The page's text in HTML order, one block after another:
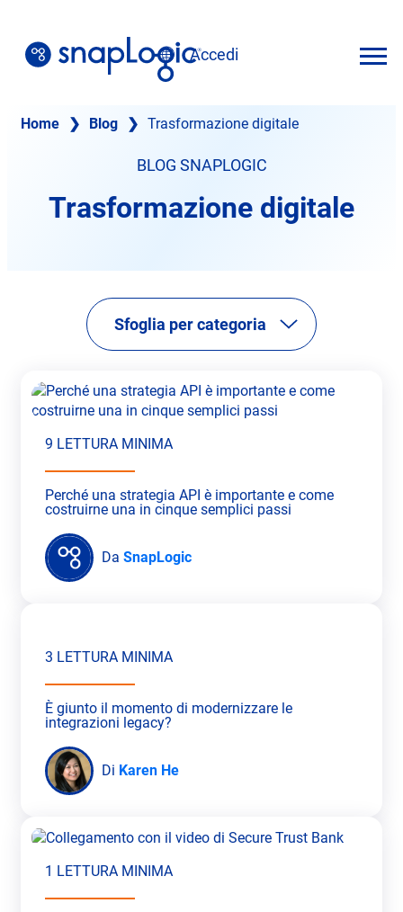
contenuto
ItalianoAccedi
Home ❯ Blog ❯ Trasformazione digitale
BLOG SNAPLOGIC
Trasformazione digitale
Sfoglia per categoria
9 LETTURA MINIMA
Perché una strategia API è importante e come
costruirne una in cinque semplici passi
Da SnapLogic
3 LETTURA MINIMA
È giunto il momento di modernizzare le
integrazioni legacy?
Di Karen He
1 LETTURA MINIMA